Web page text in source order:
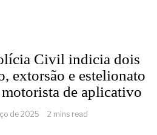
Civil indicia dois
extorsão e estelionato
de aplicativo
de 2025 2 mins read